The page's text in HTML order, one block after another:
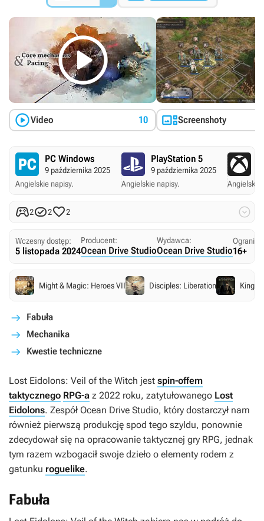

Video 10 Screenshoty
PC Windows
9 października 2025
Angielskie napisy.
PlayStation 5
9 października 2025
Angielskie napisy.
Angielskie
222 
Wczesny dostęp:
5 listopada 2024
Producent:
Ocean Drive Studio
Wydawca:
Ocean Drive Studio16+
Might & Magic: Heroes VII Disciples: Liberation King
Fabuła
Mechanika
Kwestie techniczne
Lost Eidolons: Veil of the Witch jest spin-offem
taktycznego RPG-a z 2022 roku, zatytułowanego Lost
Eidolons. Zespół Ocean Drive Studio, który dostarczył nam
również pierwszą produkcję spod tego szyldu, ponownie
zdecydował się na opracowanie taktycznej gry RPG, jednak
tym razem wzbogacił swoje dzieło o elementy rodem z
gatunku roguelike.
Fabuła